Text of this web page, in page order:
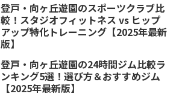
登戸・向ヶ丘遊園のスポーツクラブ比
較！スタジオフィットネス vs ヒップ
アップ特化トレーニング【2025年最新
版】
登戸・向ヶ丘遊園の24時間ジム比較ラ
ンキング5選！選び方＆おすすめジム
【2025年最新版】